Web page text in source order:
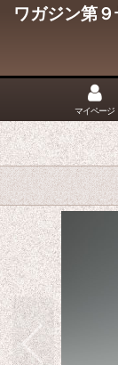
ワガジン第
マイページ